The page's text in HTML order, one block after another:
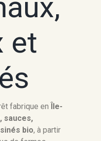
et
fabrique en Île-
sauces,
bio, à partir